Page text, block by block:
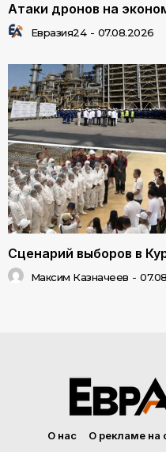
Атаки дронов на
Евразия24 - 07.08.2026
Сценарий выборов в
Максим Казначеев -
О нас О рекламе на